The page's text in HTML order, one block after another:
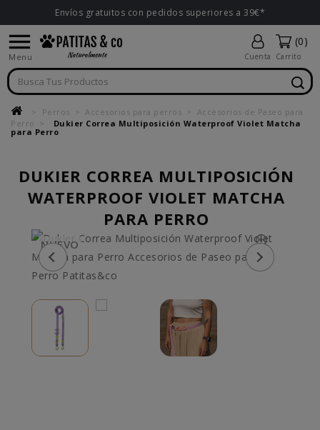
Envíos gratuitos con pedidos superiores a 39€*

Menu Cuenta
(0)
Carrito
Perros Accesorios para perros
Accesorios de Paseo para
Perro
Dukier Correa Multiposición Waterproof Violet Matcha
para Perro
DUKIER CORREA MULTIPOSICIÓN
WATERPROOF VIOLET MATCHA
PARA PERRO
NUEVO